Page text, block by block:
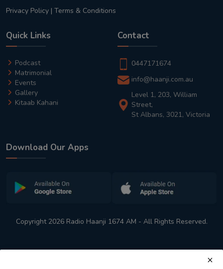
Privacy Policy | Terms & Conditions
Quick Links
Podcast
Matrimonial
Events
Gallery
Kitaab Kahani
Contact
0447171674
info@haanji.com.au
Level 1, 203, William
Street,
St Albans, 3021, Victoria
Download Our Apps
Copyright 2026 Radio Haanji 1674 AM - All Rights Reserved.